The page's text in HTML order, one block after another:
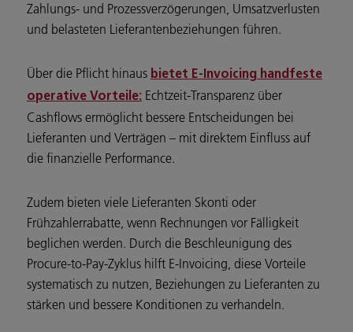
Zahlungs- und Prozessverzögerungen, Umsatzverlusten
und belasteten Lieferantenbeziehungen führen.
Über die Pflicht hinaus bietet E‑Invoicing handfeste
operative Vorteile: Echtzeit‑Transparenz über
Cashflows ermöglicht bessere Entscheidungen bei
Lieferanten und Verträgen – mit direktem Einfluss auf
die finanzielle Performance.
Zudem bieten viele Lieferanten Skonti oder
Frühzahlerrabatte, wenn Rechnungen vor Fälligkeit
beglichen werden. Durch die Beschleunigung des
Procure‑to‑Pay‑Zyklus hilft E‑Invoicing, diese Vorteile
systematisch zu nutzen, Beziehungen zu Lieferanten zu
stärken und bessere Konditionen zu verhandeln.